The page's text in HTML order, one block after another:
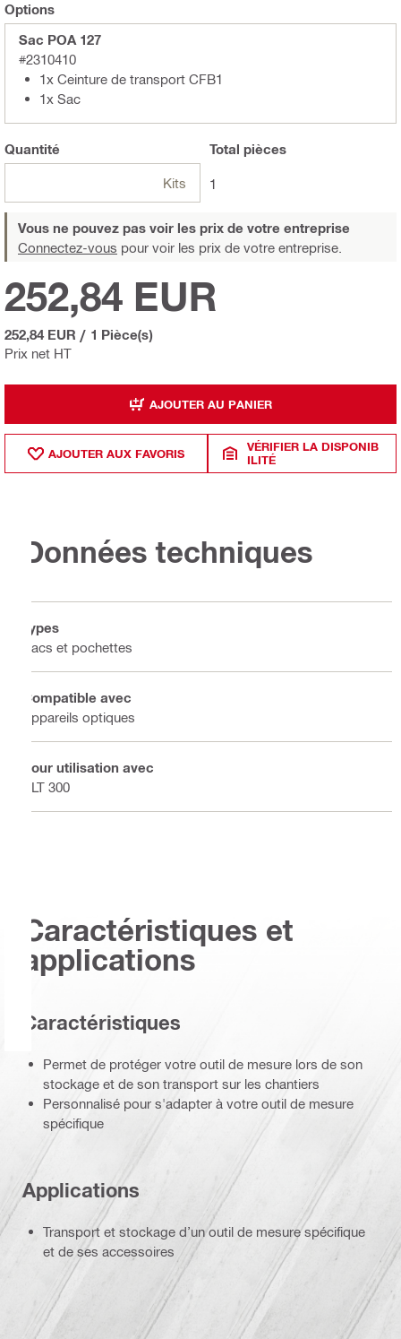
Options
Sac POA 127
#2310410
1x Ceinture de transport CFB1
1x Sac
Quantité
Kits
Total pièces
1
Vous ne pouvez pas voir les prix de votre entreprise
Connectez-vous pour voir les prix de votre entreprise.
Prix net HT
252,84 EUR
252,84 EUR / 1 Pièce(s)
AJOUTER AU PANIER
AJOUTER AUX FAVORIS
VÉRIFIER LA DISPONIB
ILITÉ
Données techniques
Types
Sacs et pochettes
Compatible avec
Appareils optiques
Pour utilisation avec
PLT 300
Caractéristiques et
applications
Caractéristiques
Permet de protéger votre outil de mesure lors de son
stockage et de son transport sur les chantiers
Personnalisé pour s'adapter à votre outil de mesure
spécifique
Applications
Transport et stockage d’un outil de mesure spécifique
et de ses accessoires